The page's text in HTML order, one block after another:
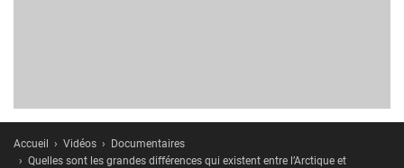
Accueil Vidéos
Documentaires
Quelles sont les grandes différences qui existent entre l’Arctique et